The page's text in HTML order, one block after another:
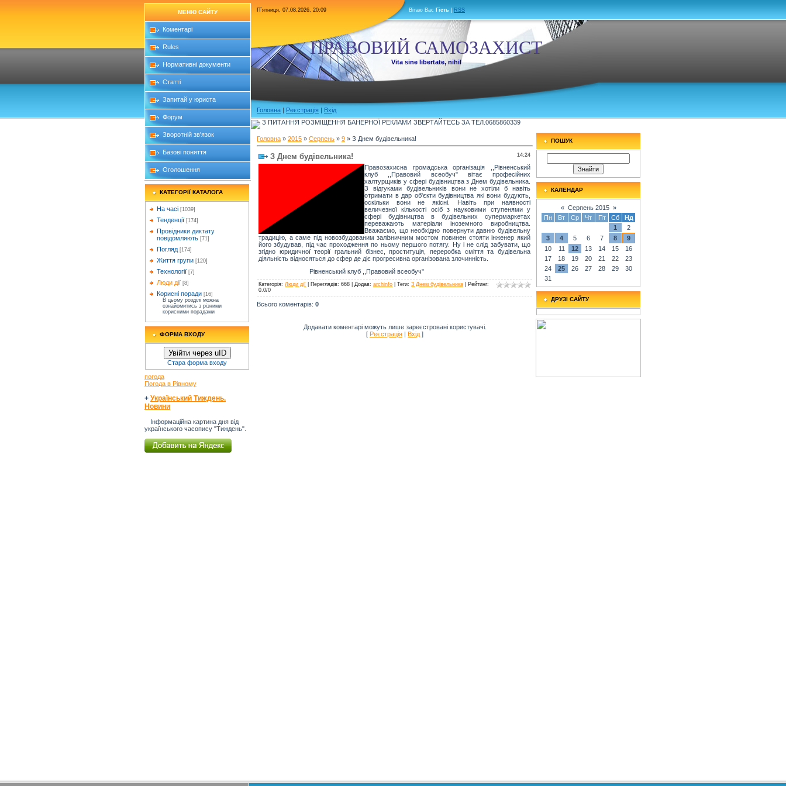
МЕНЮ САЙТУ
Коментарі
Rules
Нормативні документи
Статті
Запитай у юриста
Форум
Зворотній зв'язок
Базові поняття
Оголошення
КАТЕГОРІЇ КАТАЛОГА
На часі [1039]
Тенденції [174]
Провідники диктату
повідомляють [71]
Погляд [174]
Життя групи [120]
Технології [7]
Люди дії [8]
Корисні поради [16]
В цьому розділі можна
ознайомитись з різними
корисними порадами
ФОРМА ВХОДУ
Увійти через uID
Стара форма входу
погода
Погода в Рівному
+ Український Тиждень.
Новини
Інформаційна картина дня від
українського часопису "Тиждень".
П`ятниця, 07.08.2026, 20:09 Вітаю Вас Гість RSS
ПРАВОВИЙ САМОЗАХИСТ
Vita sine libertate, nihil
Головна | Реєстрація | Вхід
З ПИТАННЯ РОЗМІЩЕННЯ БАНЕРНОЇ РЕКЛАМИ ЗВЕРТАЙТЕСЬ ЗА ТЕЛ.0685860339
Головна » 2015 » Серпень » 9 » З Днем будівельника!
14:24
З Днем будівельника!
Правозахисна громадська організація ,,Рівненський
клуб ,,Правовий всеобуч" вітає професійних
халтурщиків у сфері будівництва з Днем будівельника.
З відгуками будівельників вони не хотіли б навіть
отримати в дар об'єкти будівництва які вони будують,
оскільки вони не якісні. Навіть при наявності
величезної кількості осіб з науковими ступенями у
сфері будівництва в будівельних супермаркетах
переважають матеріали іноземного виробництва.
Вважаємо, що необхідно повернути давню будівельну
традицію, а саме під новозбудованим залізничним мостом повинен стояти інженер який
його збудував, під час проходження по ньому першого потягу. Ну і не слід забувати, що
згідно юридичної теорії гральний бізнес, проституція, переробка сміття та будівельна
діяльність відносяться до сфер де діє прогресивна організована злочинність.
Рівненський клуб ,,Правовий всеобуч"
Категорія: Люди дії Переглядів: 668 | Додав: archinfo Теги: З Днем будівельника Рейтинг:
0.0/0
Всього коментарів: 0
Додавати коментарі можуть лише зареєстровані користувачі.
[ Реєстрація | Вхід ]
ПОШУК
КАЛЕНДАР
« Серпень 2015 »
Пн
Вт Ср Чт Пт Сб
Нд
1
2
3
4 5 6 7 8
9
10
11 12 13 14 15
16
17
18 19 20 21 22
23
24
25 26 27 28 29
30
31
ДРУЗІ САЙТУ